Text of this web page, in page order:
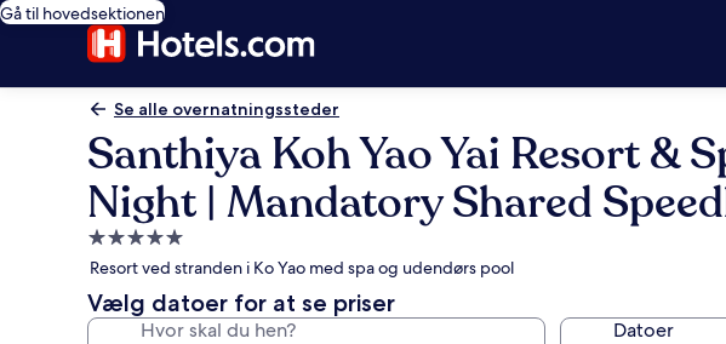
Gå til hovedsektionen
Se alle overnatningssteder
Santhiya Koh Yao Yai Resort &
Night | Mandatory Shared
5.0-
stjernet
overnatningssted
Resort ved stranden i Ko Yao med spa og udendørs pool
Vælg datoer for at se priser
Hvor skal du hen? Datoer